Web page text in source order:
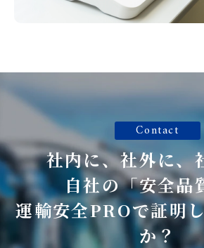
Contact
社内に、社外に、
自社の「安全品
運輸安全PROで証明
か？